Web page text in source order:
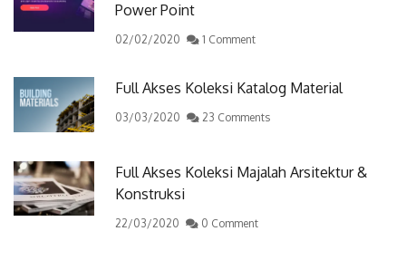
Power Point
02/02/2020 1 Comment
Full Akses Koleksi Katalog Material
03/03/2020 23 Comments
Full Akses Koleksi Majalah Arsitektur &
Konstruksi
22/03/2020 0 Comment